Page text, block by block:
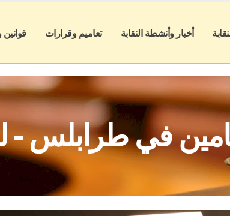
أخبار وأنشطة النقابة تعاميم وقرارات
في طرابلس -